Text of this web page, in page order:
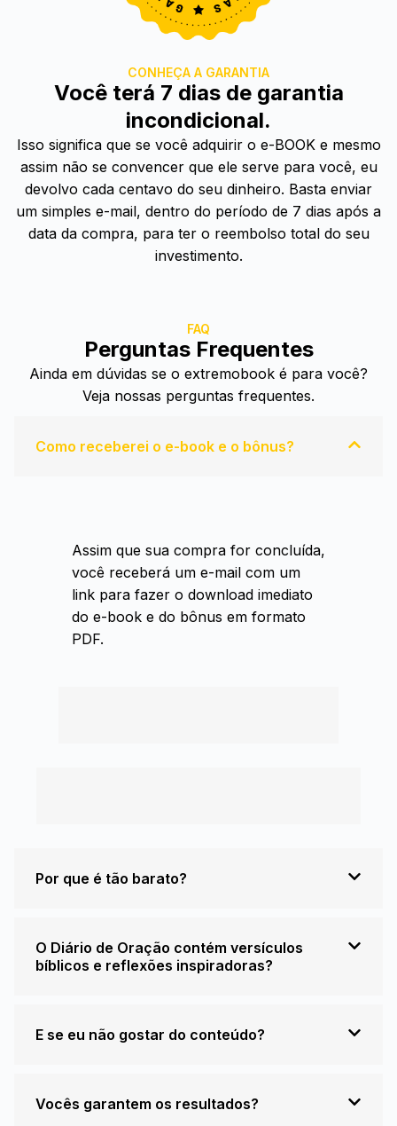
CONHEÇA A GARANTIA
Você terá 7 dias de garantia
incondicional.
Isso significa que se você adquirir o e-BOOK e mesmo
assim não se convencer que ele serve para você, eu
devolvo cada centavo do seu dinheiro. Basta enviar
um simples e-mail, dentro do período de 7 dias após a
data da compra, para ter o reembolso total do seu
investimento.
FAQ
Perguntas Frequentes
Ainda em dúvidas se o extremobook é para você?
Veja nossas perguntas frequentes.
Como receberei o e-book e o bônus?
Assim que sua compra for concluída,
você receberá um e-mail com um
link para fazer o download imediato
do e-book e do bônus em formato
PDF.
Por que é tão barato?
O Diário de Oração contém versículos
bíblicos e reflexões inspiradoras?
E se eu não gostar do conteúdo?
Vocês garantem os resultados?